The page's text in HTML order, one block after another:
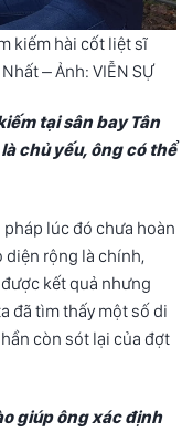
kiếm hài cốt liệt sĩ
– Ảnh: VIỄN SỰ
tại sân bay Tân
chủ yếu, ông có thể
pháp lúc đó chưa hoàn
diện rộng là chính,
kết quả nhưng
đã tìm thấy một số di
còn sót lại của đợt
giúp ông xác định